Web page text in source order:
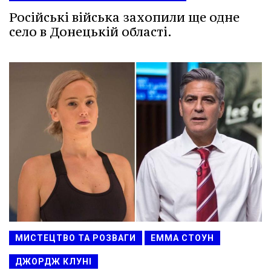
Російські війська захопили ще одне
село в Донецькій області.
МИСТЕЦТВО ТА РОЗВАГИ ЕММА СТОУН
ДЖОРДЖ КЛУНІ